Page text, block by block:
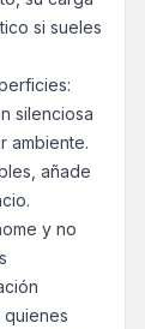
si sueles
silenciosa
ambiente.
añade
y no